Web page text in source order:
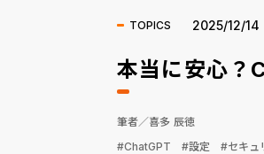
TOPICS 2025/12/14
本当に安心？
筆者／喜多 辰徳
#ChatGPT
#設定 #セキュ